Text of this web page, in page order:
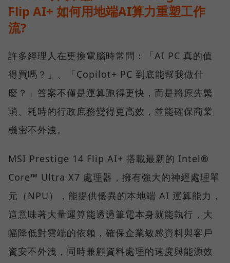
Flip AI+ 如何用地端AI算力重塑工作
流?
許多經理人在更換電腦時常問：「AI PC 真的值
得買嗎？」、「Copilot+ PC 到底能幫我做什
麼？」答案不僅是運算跑得更快，而是將原先繁
瑣、耗時的行政庶務變得更高效，並能確保商業
機密不外洩。
MSI Prestige 14 Flip AI+ 搭載最新的 Intel®
Core™ Ultra X7 處理器，擁有強大的神經處理單
元（NPU），能提供優異的本地端 AI 運算能力，
這意味著大量運算能透過筆電本身就能執行，大
幅降低對雲端的依賴，確保企業敏感資料與客戶
資安不外洩，同時兼顧資料處理的速度與能源效